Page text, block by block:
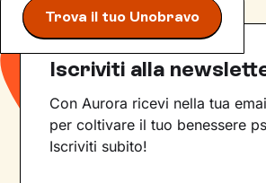
Trova il tuo Unobravo
Iscriviti alla
Con Aurora ricevi nella tua
per coltivare il tuo benessere
Iscriviti subito!